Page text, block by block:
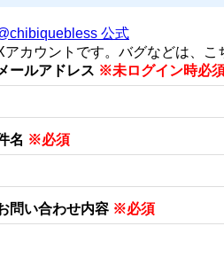
公式
アカウントです。バグなどは、こ
ールアドレス ※未ログイン時必
名 ※必須
問い合わせ内容 ※必須